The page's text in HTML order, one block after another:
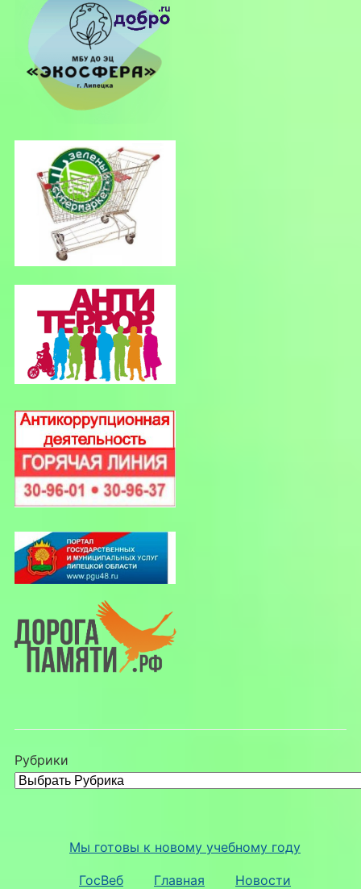
Рубрики
Мы готовы к новому учебному году
ГосВеб Главная Новости